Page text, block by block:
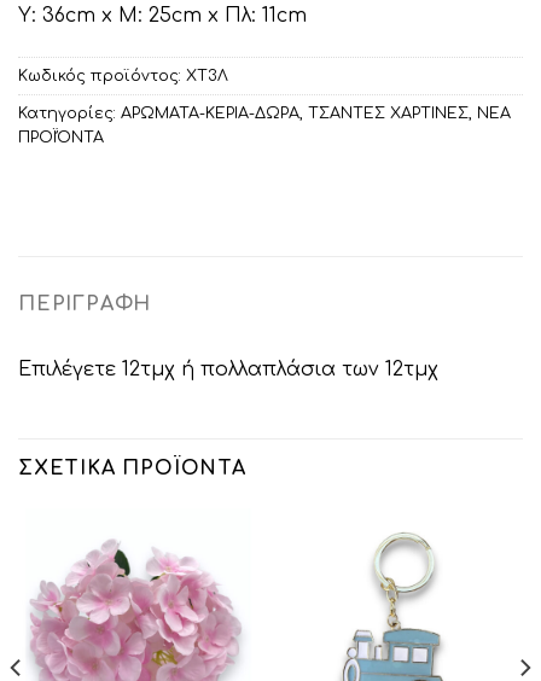
Υ: 36cm x Μ: 25cm x Πλ: 11cm
Κωδικός προϊόντος: ΧΤ3Λ
Κατηγορίες: ΑΡΩΜΑΤΑ-ΚΕΡΙΑ-ΔΩΡΑ, ΤΣΑΝΤΕΣ ΧΑΡΤΙΝΕΣ, ΝΕΑ
ΠΡΟΪΌΝΤΑ
ΠΕΡΙΓΡΑΦΉ
Επιλέγετε 12τμχ ή πολλαπλάσια των 12τμχ
ΣΧΕΤΙΚΆ ΠΡΟΪΌΝΤΑ